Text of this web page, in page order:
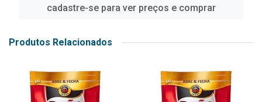
cadastre-se para ver preços e comprar
Produtos Relacionados